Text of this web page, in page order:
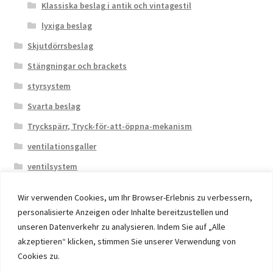
Wir verwenden Cookies, um Ihr Browser-Erlebnis zu verbessern,
personalisierte Anzeigen oder Inhalte bereitzustellen und
unseren Datenverkehr zu analysieren. Indem Sie auf „Alle
akzeptieren“ klicken, stimmen Sie unserer Verwendung von
Cookies zu.
Klassiska beslag i antik och vintagestil
lyxiga beslag
Skjutdörrsbeslag
Stängningar och brackets
styrsystem
Svarta beslag
Tryckspärr, Tryck-för-att-öppna-mekanism
ventilationsgaller
ventilsystem
© 2026 Eruon Trade UG, Germany, member of the ERUON